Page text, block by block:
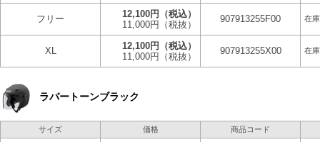
フリー 12,100円
（税込）
11,000円
（税抜）
907913255F00 在
XL 12,100円
（税込）
11,000円
（税抜）
907913255X00 在
ラバートーンブラック
サイズ 価格 商品コード